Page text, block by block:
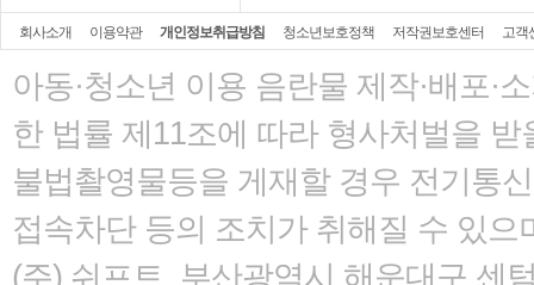
회사소개 이용약관 개인정보취급방침 청소년보호정책 저작권보호센터 고객
아동·청소년 이용 음란물 제작·배포·
한 법률 제11조에 따라 형사처벌을 받
불법촬영물등을 게재할 경우 전기통
접속차단 등의 조치가 취해질 수 있으
(주) 쉬프트 부산광역시 해운대구 센